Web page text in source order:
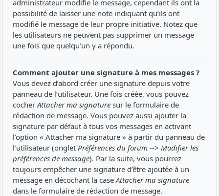
administrateur modifie le message, cependant ils ont la
possibilité de laisser une note indiquant qu’ils ont
modifié le message de leur propre initiative. Notez que
les utilisateurs ne peuvent pas supprimer un message
une fois que quelqu’un y a répondu.
Comment ajouter une signature à mes messages ?
Vous devez d’abord créer une signature depuis votre
panneau de l’utilisateur. Une fois créée, vous pouvez
cocher Attacher ma signature sur le formulaire de
rédaction de message. Vous pouvez aussi ajouter la
signature par défaut à tous vos messages en activant
l’option « Attacher ma signature » à partir du panneau de
l’utilisateur (onglet Préférences du forum --> Modifier les
préférences de message). Par la suite, vous pourrez
toujours empêcher une signature d’être ajoutée à un
message en décochant la case Attacher ma signature
dans le formulaire de rédaction de message.